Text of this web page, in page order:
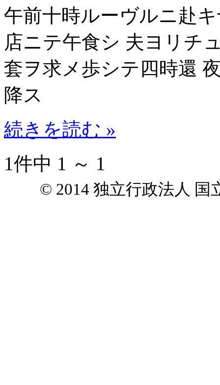
午前十時ルーヴルニ赴
店ニテ午食シ 夫ヨリチ
套ヲ求メ歩シテ四時還
降ス
続きを読む »
1件中 1 ～ 1
© 2014 独立行政法人 国